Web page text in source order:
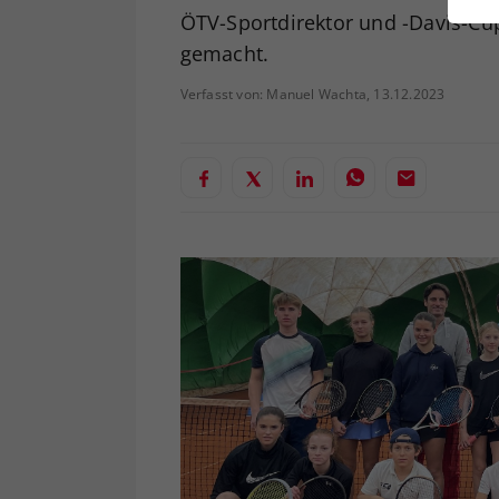
ÖTV-Sportdirektor und -Davis-
gemacht.
Verfasst von: Manuel Wachta, 13.12.2023